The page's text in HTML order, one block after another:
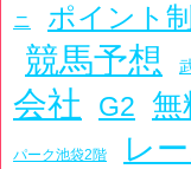
ニ ポイント制
競馬予想
会社
G2 無
パーク池袋2階 レ